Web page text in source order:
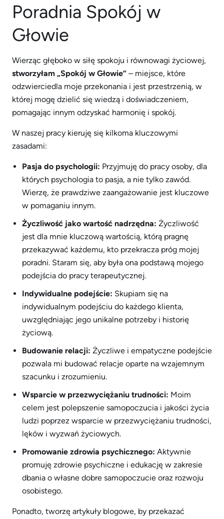
Poradnia Spokój w
Głowie
Wierząc głęboko w siłę spokoju i równowagi życiowej,
stworzyłam „Spokój w Głowie” – miejsce, które
odzwierciedla moje przekonania i jest przestrzenią, w
której mogę dzielić się wiedzą i doświadczeniem,
pomagając innym odzyskać harmonię i spokój.
W naszej pracy kieruję się kilkoma kluczowymi
zasadami:
Pasja do psychologii: Przyjmuję do pracy osoby, dla
których psychologia to pasja, a nie tylko zawód.
Wierzę, że prawdziwe zaangażowanie jest kluczowe
w pomaganiu innym.
Życzliwość jako wartość nadrzędna: Życzliwość
jest dla mnie kluczową wartością, którą pragnę
przekazywać każdemu, kto przekracza próg mojej
poradni. Staram się, aby była ona podstawą mojego
podejścia do pracy terapeutycznej.
Indywidualne podejście: Skupiam się na
indywidualnym podejściu do każdego klienta,
uwzględniając jego unikalne potrzeby i historię
życiową.
Budowanie relacji: Życzliwe i empatyczne podejście
pozwala mi budować relacje oparte na wzajemnym
szacunku i zrozumieniu.
Wsparcie w przezwyciężaniu trudności: Moim
celem jest polepszenie samopoczucia i jakości życia
ludzi poprzez wsparcie w przezwyciężaniu trudności,
lęków i wyzwań życiowych.
Promowanie zdrowia psychicznego: Aktywnie
promuję zdrowie psychiczne i edukację w zakresie
dbania o własne dobre samopoczucie oraz rozwoju
osobistego.
Ponadto, tworzę artykuły blogowe, by przekazać